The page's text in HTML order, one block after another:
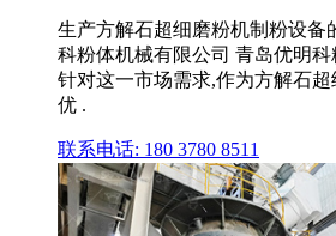
生产方解石超细磨粉机制粉设备
科粉体机械有限公司 青岛优明
针对这一市场需求,作为方解石
优 .
联系电话: 180 3780 8511